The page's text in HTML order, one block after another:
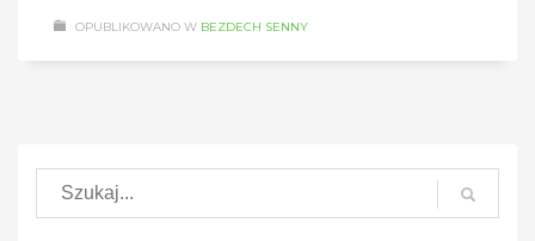
OPUBLIKOWANO W BEZDECH SENNY